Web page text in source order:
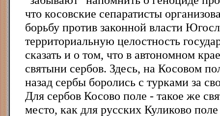
что косовские сепаратисты
борьбу против законной власти
территориальную целостность
сказать и о том, что в автономном
святыни сербов. Здесь, на Косовом
назад сербы боролись с турками за
Для сербов Косово поле - такое же
место, как для русских Куликово